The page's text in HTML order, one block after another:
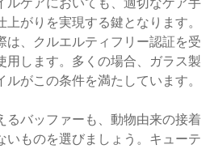
がりを実現する鍵となります。
は、クルエルティフリー認証を受
用します。多くの場合、ガラス製
がこの条件を満たしています。
るバッファーも、動物由来の接着
いものを選びましょう。キューテ